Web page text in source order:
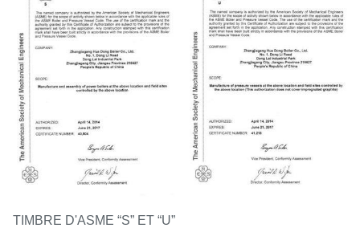
TIMBRE D'ASME “S” ET “U”